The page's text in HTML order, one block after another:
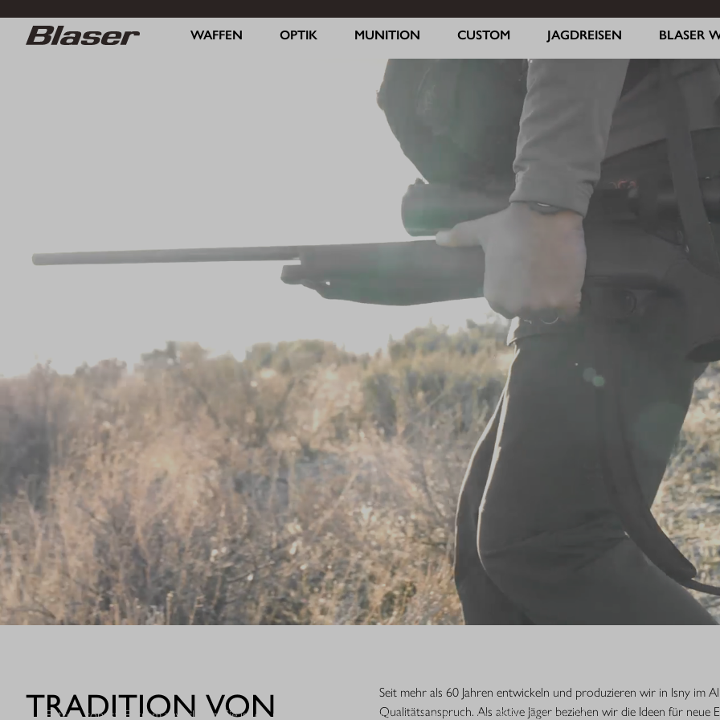
WAFFEN OPTIK MUNITION CUSTOM JAGDREISEN BLASER
Extrem robust. Extrem zuverlässig: Sie ist die nächste Evolutionsstufe einer Legende. Die R8 Professional 2.0 ist
TRADITION VON
Seit mehr als 60 Jahren entwickeln und produzieren wir in Isny im
Qualitätsanspruch. Als aktive Jäger beziehen wir die Ideen für